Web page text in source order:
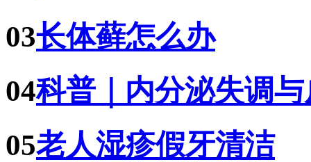
03长体藓怎么办
04科普｜内分泌失调
05老人湿疹假牙清洁